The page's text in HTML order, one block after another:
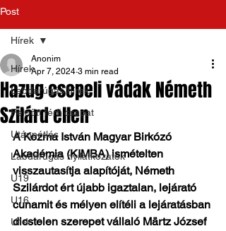
Post
Hírek
Labdarúgás hírek
Felnőtt férfi csapat
Utánpótlás
Labdarúgás nyilatkozatok
U19
U16
U14
Hírek
Hazug csepeli vádak Németh
Szilárd ellen
Anonim
Apr 7, 2024 3 min read
A Kozma István Magyar Birkózó
Akadémia (KIMBA) ismételten
visszautasítja alapítóját, Németh
Szilárdot ért újabb igaztalan, lejárató
cunamit és mélyen elítéli a lejáratásban
dicstelen szerepet vállaló Märtz József